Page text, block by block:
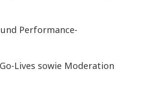
Performance-
Lives sowie Moderation